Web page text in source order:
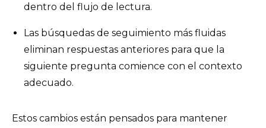
dentro del flujo de lectura.
Las búsquedas de seguimiento más fluidas
eliminan respuestas anteriores para que la
siguiente pregunta comience con el contexto
adecuado.
Estos cambios están pensados para mantener